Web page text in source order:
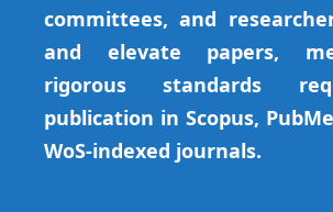
committees, and
and elevate papers,
rigorous standards
publication in Scopus,
WoS-indexed journals.